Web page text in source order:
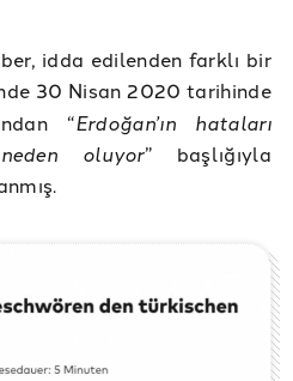
idda edilenden farklı bir
30 Nisan 2020 tarihinde
“Erdoğan’ın hataları
oluyor” başlığıyla